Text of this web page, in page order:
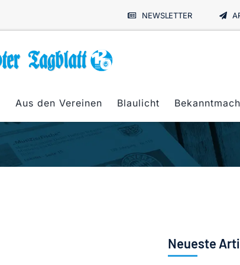
NEWSLETTER
Aus den Vereinen Blaulicht
Neueste